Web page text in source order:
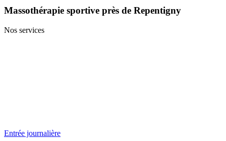
Massothérapie sportive près de Repentigny
Nos services
Entrée journalière